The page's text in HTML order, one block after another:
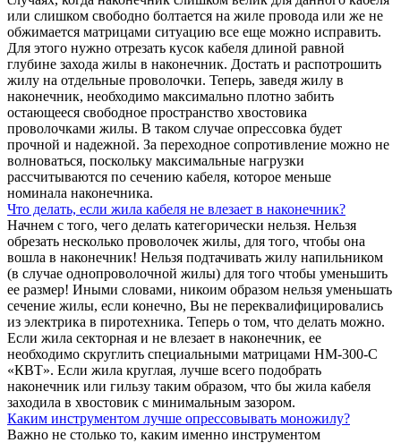
или слишком свободно болтается на жиле провода или же не
обжимается матрицами ситуацию все еще можно исправить.
Для этого нужно отрезать кусок кабеля длиной равной
глубине захода жилы в наконечник. Достать и распотрошить
жилу на отдельные проволочки. Теперь, заведя жилу в
наконечник, необходимо максимально плотно забить
остающееся свободное пространство хвостовика
проволочками жилы. В таком случае опрессовка будет
прочной и надежной. За переходное сопротивление можно не
волноваться, поскольку максимальные нагрузки
рассчитываются по сечению кабеля, которое меньше
номинала наконечника.
Что делать, если жила кабеля не влезает в наконечник?
Начнем с того, чего делать категорически нельзя. Нельзя
обрезать несколько проволочек жилы, для того, чтобы она
вошла в наконечник! Нельзя подтачивать жилу напильником
(в случае однопроволочной жилы) для того чтобы уменьшить
ее размер! Иными словами, никоим образом нельзя уменьшать
сечение жилы, если конечно, Вы не переквалифицировались
из электрика в пиротехника. Теперь о том, что делать можно.
Если жила секторная и не влезает в наконечник, ее
необходимо скруглить специальными матрицами НМ-300-С
«КВТ». Если жила круглая, лучше всего подобрать
наконечник или гильзу таким образом, что бы жила кабеля
заходила в хвостовик с минимальным зазором.
Каким инструментом лучше опрессовывать моножилу?
Важно не столько то, каким именно инструментом